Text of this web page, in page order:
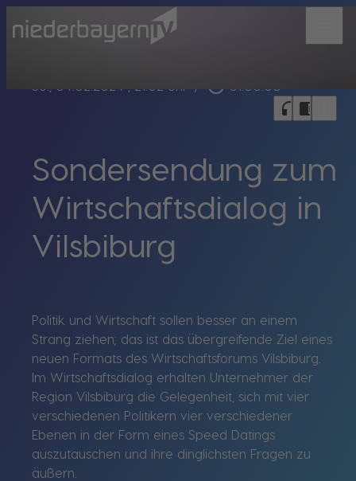
So., 04.02.2024, 21:02 Uhr / play_circle_outline 01:00:00
headphones chrome_reader_mode
Sondersendung zum
Wirtschaftsdialog in
Vilsbiburg
Politik und Wirtschaft sollen besser an einem
Strang ziehen; das ist das übergreifende Ziel eines
neuen Formats des Wirtschaftsforums Vilsbiburg.
Im Wirtschaftsdialog erhalten Unternehmer der
Region Vilsbiburg die Gelegenheit, sich mit vier
verschiedenen Politikern vier verschiedener
Ebenen in der Form eines Speed Datings
auszutauschen und ihre dinglichsten Fragen zu
äußern.